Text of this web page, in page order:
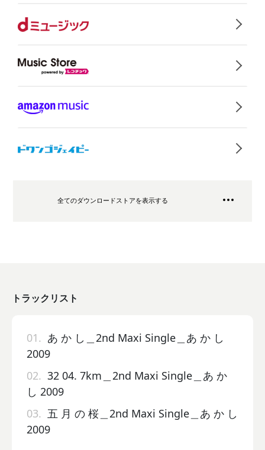
全てのダウンロードストアを表示する
トラックリスト
01. あ か し＿2nd Maxi Single＿あ か し
2009
02. 32 04. 7km＿2nd Maxi Single＿あ か
し 2009
03. 五 月 の 桜＿2nd Maxi Single＿あ か し
2009